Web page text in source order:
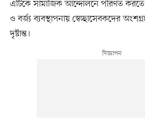
এটিকে সামাজিক আন্দোলনে পরিণত করতে
ও বর্জ্য ব্যবস্থাপনায় স্বেচ্ছাসেবকদের
দৃষ্টান্ত।